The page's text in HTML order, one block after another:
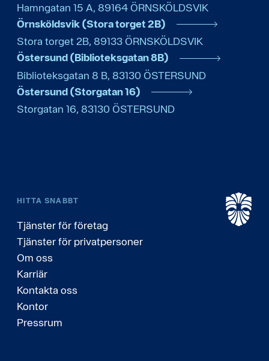
Hamngatan 15 A, 89164 ÖRNSKÖLDSVIK
Örnsköldsvik (Stora torget 2B)
Stora torget 2B, 89133 ÖRNSKÖLDSVIK
Östersund (Biblioteksgatan 8B)
Biblioteksgatan 8 B, 83130 ÖSTERSUND
Östersund (Storgatan 16)
Storgatan 16, 83130 ÖSTERSUND
HITTA SNABBT
Tjänster för företag
Tjänster för privatpersoner
Om oss
Karriär
Kontakta oss
Kontor
Pressrum